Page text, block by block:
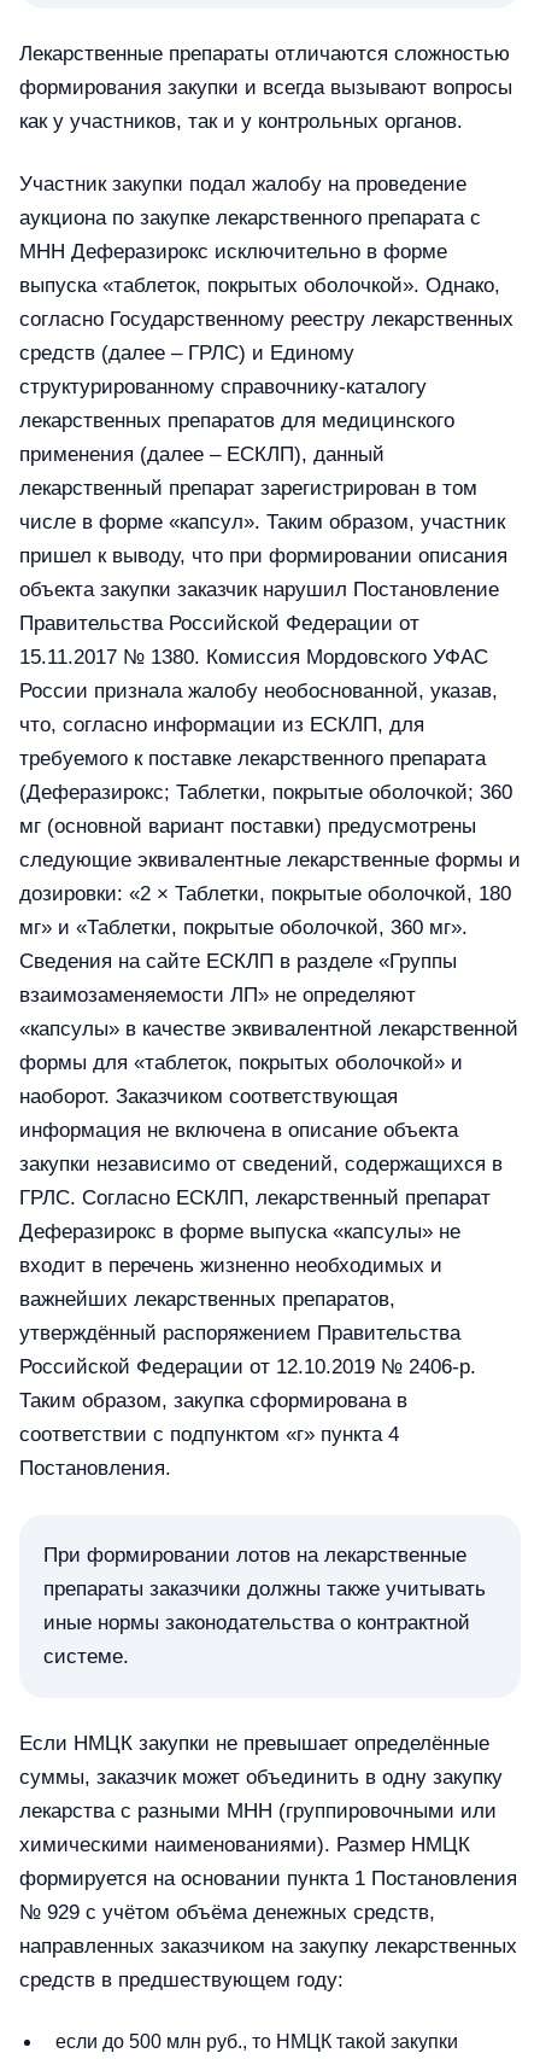
Лекарственные препараты отличаются сложностью
формирования закупки и всегда вызывают вопросы
как у участников, так и у контрольных органов.
Участник закупки подал жалобу на проведение
аукциона по закупке лекарственного препарата с
МНН Деферазирокс исключительно в форме
выпуска «таблеток, покрытых оболочкой». Однако,
согласно Государственному реестру лекарственных
средств (далее – ГРЛС) и Единому
структурированному справочнику-каталогу
лекарственных препаратов для медицинского
применения (далее – ЕСКЛП), данный
лекарственный препарат зарегистрирован в том
числе в форме «капсул». Таким образом, участник
пришел к выводу, что при формировании описания
объекта закупки заказчик нарушил Постановление
Правительства Российской Федерации от
15.11.2017 № 1380. Комиссия Мордовского УФАС
России признала жалобу необоснованной, указав,
что, согласно информации из ЕСКЛП, для
требуемого к поставке лекарственного препарата
(Деферазирокс; Таблетки, покрытые оболочкой; 360
мг (основной вариант поставки) предусмотрены
следующие эквивалентные лекарственные формы и
дозировки: «2 × Таблетки, покрытые оболочкой, 180
мг» и «Таблетки, покрытые оболочкой, 360 мг».
Сведения на сайте ЕСКЛП в разделе «Группы
взаимозаменяемости ЛП» не определяют
«капсулы» в качестве эквивалентной лекарственной
формы для «таблеток, покрытых оболочкой» и
наоборот. Заказчиком соответствующая
информация не включена в описание объекта
закупки независимо от сведений, содержащихся в
ГРЛС. Согласно ЕСКЛП, лекарственный препарат
Деферазирокс в форме выпуска «капсулы» не
входит в перечень жизненно необходимых и
важнейших лекарственных препаратов,
утверждённый распоряжением Правительства
Российской Федерации от 12.10.2019 № 2406-р.
Таким образом, закупка сформирована в
соответствии с подпунктом «г» пункта 4
Постановления.
При формировании лотов на лекарственные
препараты заказчики должны также учитывать
иные нормы законодательства о контрактной
системе.
Если НМЦК закупки не превышает определённые
суммы, заказчик может объединить в одну закупку
лекарства с разными МНН (группировочными или
химическими наименованиями). Размер НМЦК
формируется на основании пункта 1 Постановления
№ 929 с учётом объёма денежных средств,
направленных заказчиком на закупку лекарственных
средств в предшествующем году:
если до 500 млн руб., то НМЦК такой закупки